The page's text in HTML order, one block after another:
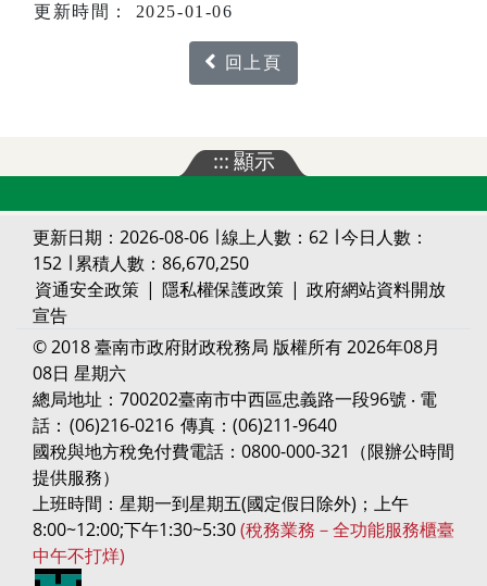
更新時間： 2025-01-06
回上頁
:::顯示
更新日期：2026-08-06 ∣ 線上人數：62 ∣ 今日人數：
152 ∣ 累積人數：86,670,250
資通安全政策 | 隱私權保護政策 | 政府網站資料開放
宣告
© 2018 臺南市政府財政稅務局 版權所有 2026年08月
08日 星期六
總局地址：700202臺南市中西區忠義路一段96號 ‧ 電
話： (06)216-0216 傳真：(06)211-9640
國稅與地方稅免付費電話：0800-000-321（限辦公時間
提供服務）
上班時間：星期一到星期五(國定假日除外)；上午
8:00~12:00;下午1:30~5:30(稅務業務－全功能服務櫃臺
中午不打烊)